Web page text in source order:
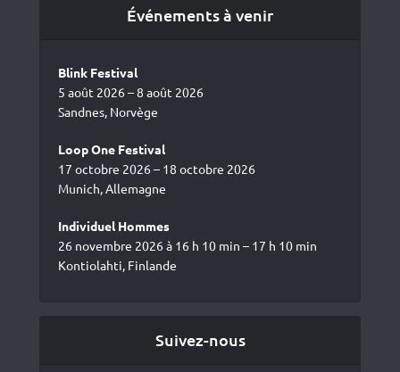
Événements à venir
Blink Festival
5 août 2026 – 8 août 2026
Sandnes, Norvège
Loop One Festival
17 octobre 2026 – 18 octobre 2026
Munich, Allemagne
Individuel Hommes
26 novembre 2026 à 16 h 10 min – 17 h 10 min
Kontiolahti, Finlande
Suivez-nous